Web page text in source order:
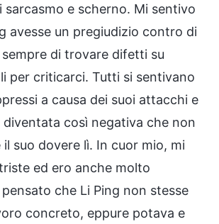
sarcasmo e scherno. Mi sentivo
avesse un pregiudizio contro di
di trovare difetti su
per criticarci. Tutti si sentivano
a causa dei suoi attacchi e
diventata così negativa che non
suo dovere lì. In cuor mio, mi
ed ero anche molto
che Li Ping non stesse
concreto, eppure potava e